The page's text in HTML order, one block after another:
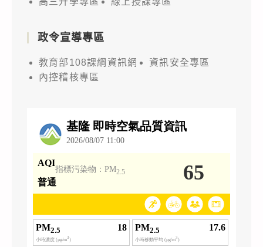
政令宣導專區
教育部108課綱資訊網
資訊安全專區
內控稽核專區